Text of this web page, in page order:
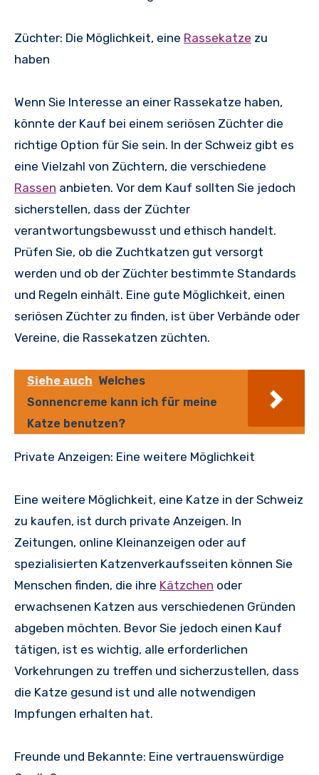
Züchter: Die Möglichkeit, eine Rassekatze zu
haben
Wenn Sie Interesse an einer Rassekatze haben,
könnte der Kauf bei einem seriösen Züchter die
richtige Option für Sie sein. In der Schweiz gibt es
eine Vielzahl von Züchtern, die verschiedene
Rassen anbieten. Vor dem Kauf sollten Sie jedoch
sicherstellen, dass der Züchter
verantwortungsbewusst und ethisch handelt.
Prüfen Sie, ob die Zuchtkatzen gut versorgt
werden und ob der Züchter bestimmte Standards
und Regeln einhält. Eine gute Möglichkeit, einen
seriösen Züchter zu finden, ist über Verbände oder
Vereine, die Rassekatzen züchten.
Siehe auch Welches
Sonnencreme kann ich für meine
Katze benutzen?
Private Anzeigen: Eine weitere Möglichkeit
Eine weitere Möglichkeit, eine Katze in der Schweiz
zu kaufen, ist durch private Anzeigen. In
Zeitungen, online Kleinanzeigen oder auf
spezialisierten Katzenverkaufsseiten können Sie
Menschen finden, die ihre Kätzchen oder
erwachsenen Katzen aus verschiedenen Gründen
abgeben möchten. Bevor Sie jedoch einen Kauf
tätigen, ist es wichtig, alle erforderlichen
Vorkehrungen zu treffen und sicherzustellen, dass
die Katze gesund ist und alle notwendigen
Impfungen erhalten hat.
Freunde und Bekannte: Eine vertrauenswürdige